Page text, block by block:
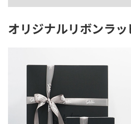
オリジナルリボンラ